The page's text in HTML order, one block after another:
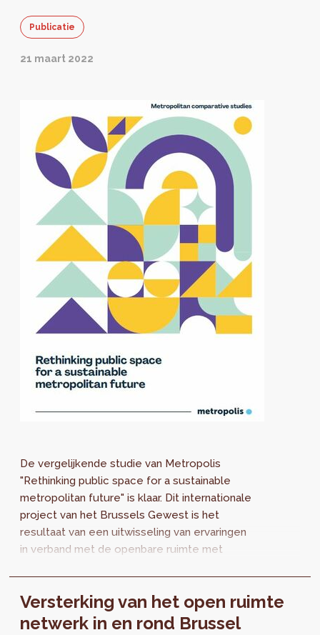
Publicatie
21 maart 2022
De vergelijkende studie van Metropolis
"Rethinking public space for a sustainable
metropolitan future" is klaar. Dit internationale
project van het Brussels Gewest is het
resultaat van een uitwisseling van ervaringen
in verband met de openbare ruimte met
Versterking van het open ruimte
netwerk in en rond Brussel